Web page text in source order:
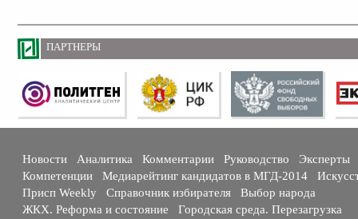
ПАРТНЕРЫ
Новости Аналитика Комментарии Руководство
Эксперты
Компетенции
Медиарейтинг кандидатов в МГД-2014
Присп Weekly
Справочник избирателя
Выбор народа
ЖКХ. Реформа и состояние
Городская среда. Перезагрузка